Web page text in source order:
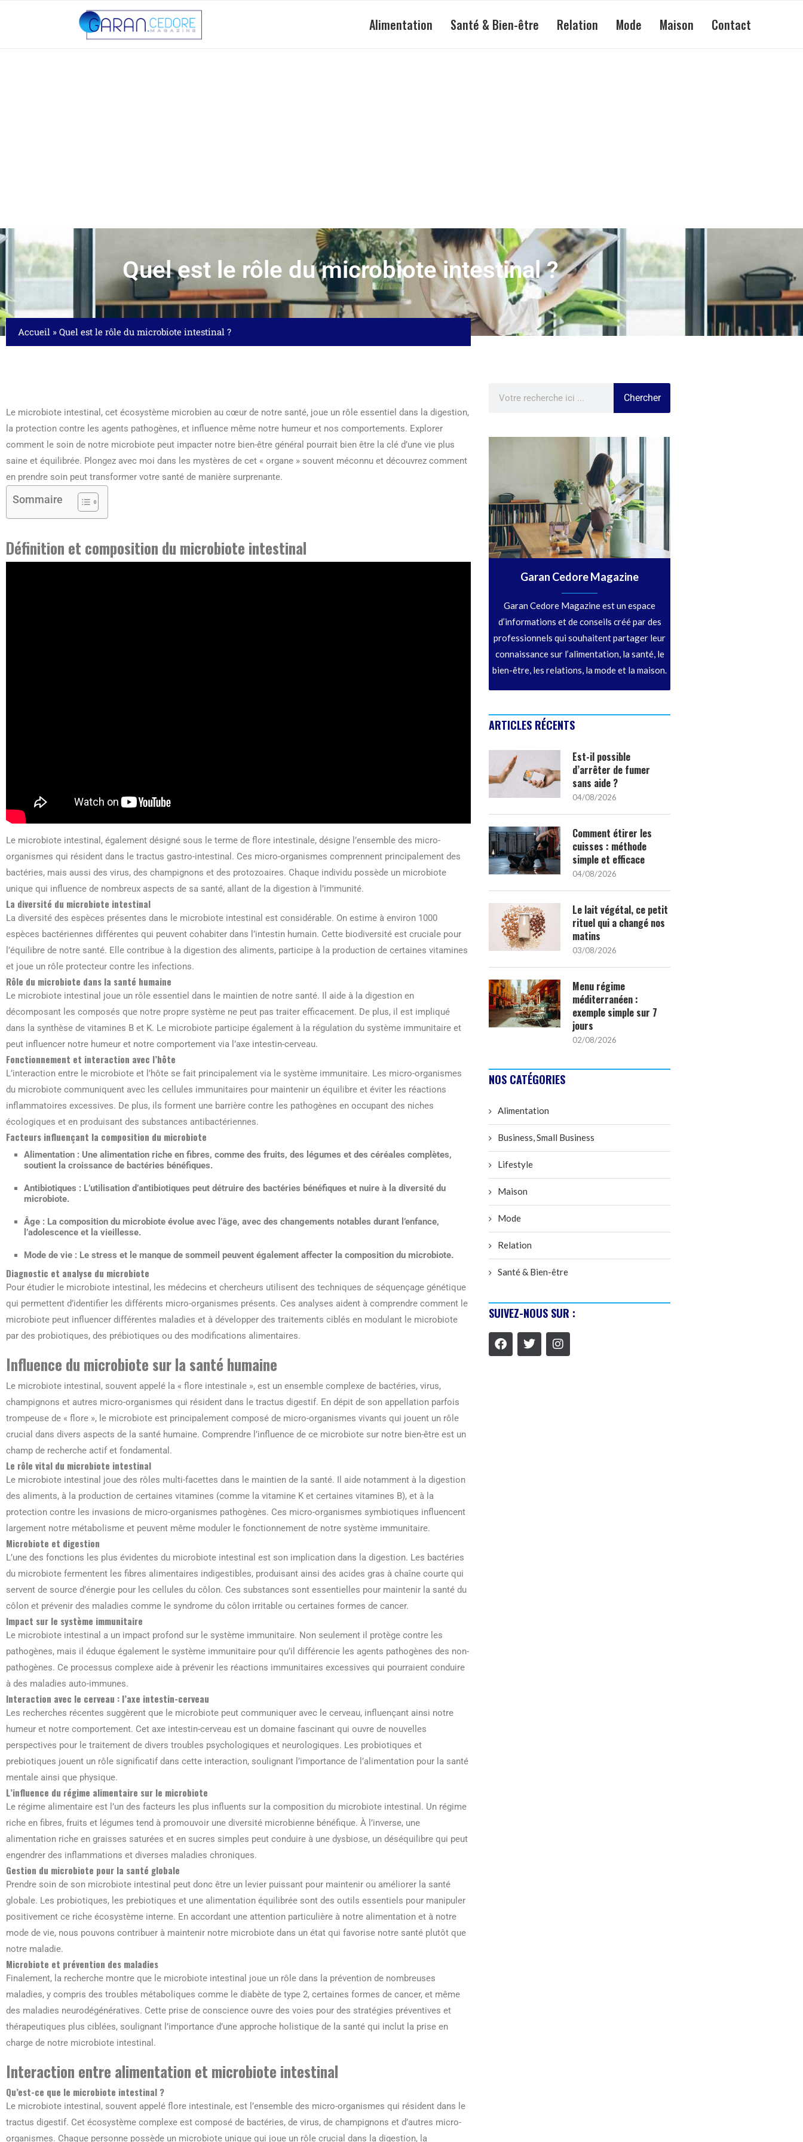
Alimentation Santé & Bien-être Relation Mode Maison Contact
Quel est le rôle du microbiote intestinal ?
Accueil » Quel est le rôle du microbiote intestinal ?
Le microbiote intestinal, cet écosystème microbien au cœur de notre santé, joue un rôle essentiel dans la digestion,
la protection contre les agents pathogènes, et influence même notre humeur et nos comportements. Explorer
comment le soin de notre microbiote peut impacter notre bien-être général pourrait bien être la clé d’une vie plus
saine et équilibrée. Plongez avec moi dans les mystères de cet « organe » souvent méconnu et découvrez comment
en prendre soin peut transformer votre santé de manière surprenante.
Sommaire
Définition et composition du microbiote intestinal
Le microbiote intestinal, également désigné sous le terme de flore intestinale, désigne l’ensemble des micro-
organismes qui résident dans le tractus gastro-intestinal. Ces micro-organismes comprennent principalement des
bactéries, mais aussi des virus, des champignons et des protozoaires. Chaque individu possède un microbiote
unique qui influence de nombreux aspects de sa santé, allant de la digestion à l’immunité.
La diversité du microbiote intestinal
La diversité des espèces présentes dans le microbiote intestinal est considérable. On estime à environ 1000
espèces bactériennes différentes qui peuvent cohabiter dans l’intestin humain. Cette biodiversité est cruciale pour
l’équilibre de notre santé. Elle contribue à la digestion des aliments, participe à la production de certaines vitamines
et joue un rôle protecteur contre les infections.
Rôle du microbiote dans la santé humaine
Le microbiote intestinal joue un rôle essentiel dans le maintien de notre santé. Il aide à la digestion en
décomposant les composés que notre propre système ne peut pas traiter efficacement. De plus, il est impliqué
dans la synthèse de vitamines B et K. Le microbiote participe également à la régulation du système immunitaire et
peut influencer notre humeur et notre comportement via l’axe intestin-cerveau.
Fonctionnement et interaction avec l’hôte
L’interaction entre le microbiote et l’hôte se fait principalement via le système immunitaire. Les micro-organismes
du microbiote communiquent avec les cellules immunitaires pour maintenir un équilibre et éviter les réactions
inflammatoires excessives. De plus, ils forment une barrière contre les pathogènes en occupant des niches
écologiques et en produisant des substances antibactériennes.
Facteurs influençant la composition du microbiote
Alimentation : Une alimentation riche en fibres, comme des fruits, des légumes et des céréales complètes,
soutient la croissance de bactéries bénéfiques.
Antibiotiques : L’utilisation d’antibiotiques peut détruire des bactéries bénéfiques et nuire à la diversité du
microbiote.
Âge : La composition du microbiote évolue avec l’âge, avec des changements notables durant l’enfance,
l’adolescence et la vieillesse.
Mode de vie : Le stress et le manque de sommeil peuvent également affecter la composition du microbiote.
Diagnostic et analyse du microbiote
Pour étudier le microbiote intestinal, les médecins et chercheurs utilisent des techniques de séquençage génétique
qui permettent d’identifier les différents micro-organismes présents. Ces analyses aident à comprendre comment le
microbiote peut influencer différentes maladies et à développer des traitements ciblés en modulant le microbiote
par des probiotiques, des prébiotiques ou des modifications alimentaires.
Influence du microbiote sur la santé humaine
Le microbiote intestinal, souvent appelé la « flore intestinale », est un ensemble complexe de bactéries, virus,
champignons et autres micro-organismes qui résident dans le tractus digestif. En dépit de son appellation parfois
trompeuse de « flore », le microbiote est principalement composé de micro-organismes vivants qui jouent un rôle
crucial dans divers aspects de la santé humaine. Comprendre l’influence de ce microbiote sur notre bien-être est un
champ de recherche actif et fondamental.
Le rôle vital du microbiote intestinal
Le microbiote intestinal joue des rôles multi-facettes dans le maintien de la santé. Il aide notamment à la digestion
des aliments, à la production de certaines vitamines (comme la vitamine K et certaines vitamines B), et à la
protection contre les invasions de micro-organismes pathogènes. Ces micro-organismes symbiotiques influencent
largement notre métabolisme et peuvent même moduler le fonctionnement de notre système immunitaire.
Microbiote et digestion
L’une des fonctions les plus évidentes du microbiote intestinal est son implication dans la digestion. Les bactéries
du microbiote fermentent les fibres alimentaires indigestibles, produisant ainsi des acides gras à chaîne courte qui
servent de source d’énergie pour les cellules du côlon. Ces substances sont essentielles pour maintenir la santé du
côlon et prévenir des maladies comme le syndrome du côlon irritable ou certaines formes de cancer.
Impact sur le système immunitaire
Le microbiote intestinal a un impact profond sur le système immunitaire. Non seulement il protège contre les
pathogènes, mais il éduque également le système immunitaire pour qu’il différencie les agents pathogènes des non-
pathogènes. Ce processus complexe aide à prévenir les réactions immunitaires excessives qui pourraient conduire
à des maladies auto-immunes.
Interaction avec le cerveau : l’axe intestin-cerveau
Les recherches récentes suggèrent que le microbiote peut communiquer avec le cerveau, influençant ainsi notre
humeur et notre comportement. Cet axe intestin-cerveau est un domaine fascinant qui ouvre de nouvelles
perspectives pour le traitement de divers troubles psychologiques et neurologiques. Les probiotiques et
prebiotiques jouent un rôle significatif dans cette interaction, soulignant l’importance de l’alimentation pour la santé
mentale ainsi que physique.
L’influence du régime alimentaire sur le microbiote
Le régime alimentaire est l’un des facteurs les plus influents sur la composition du microbiote intestinal. Un régime
riche en fibres, fruits et légumes tend à promouvoir une diversité microbienne bénéfique. À l’inverse, une
alimentation riche en graisses saturées et en sucres simples peut conduire à une dysbiose, un déséquilibre qui peut
engendrer des inflammations et diverses maladies chroniques.
Gestion du microbiote pour la santé globale
Prendre soin de son microbiote intestinal peut donc être un levier puissant pour maintenir ou améliorer la santé
globale. Les probiotiques, les prebiotiques et une alimentation équilibrée sont des outils essentiels pour manipuler
positivement ce riche écosystème interne. En accordant une attention particulière à notre alimentation et à notre
mode de vie, nous pouvons contribuer à maintenir notre microbiote dans un état qui favorise notre santé plutôt que
notre maladie.
Microbiote et prévention des maladies
Finalement, la recherche montre que le microbiote intestinal joue un rôle dans la prévention de nombreuses
maladies, y compris des troubles métaboliques comme le diabète de type 2, certaines formes de cancer, et même
des maladies neurodégénératives. Cette prise de conscience ouvre des voies pour des stratégies préventives et
thérapeutiques plus ciblées, soulignant l’importance d’une approche holistique de la santé qui inclut la prise en
charge de notre microbiote intestinal.
Interaction entre alimentation et microbiote intestinal
Qu’est-ce que le microbiote intestinal ?
Le microbiote intestinal, souvent appelé flore intestinale, est l’ensemble des micro-organismes qui résident dans le
tractus digestif. Cet écosystème complexe est composé de bactéries, de virus, de champignons et d’autres micro-
organismes. Chaque personne possède un microbiote unique qui joue un rôle crucial dans la digestion, la
Chercher
Garan Cedore Magazine
Garan Cedore Magazine est un espace
d’informations et de conseils créé par des
professionnels qui souhaitent partager leur
connaissance sur l’alimentation, la santé, le
bien-être, les relations, la mode et la maison.
ARTICLES RÉCENTS
Est-il possible
d’arrêter de fumer
sans aide ?
04/08/2026
Comment étirer les
cuisses : méthode
simple et efficace
04/08/2026
Le lait végétal, ce petit
rituel qui a changé nos
matins
03/08/2026
Menu régime
méditerranéen :
exemple simple sur 7
jours
02/08/2026
NOS CATÉGORIES
Alimentation
Business, Small Business
Lifestyle
Maison
Mode
Relation
Santé & Bien-être
SUIVEZ-NOUS SUR :